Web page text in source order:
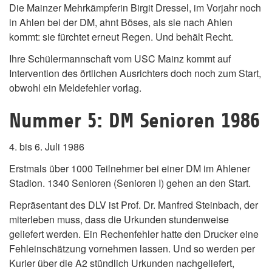
Die Mainzer Mehrkämpferin Birgit Dressel, im Vorjahr noch
in Ahlen bei der DM, ahnt Böses, als sie nach Ahlen
kommt: sie fürchtet erneut Regen. Und behält Recht.
Ihre Schülermannschaft vom USC Mainz kommt auf
Intervention des örtlichen Ausrichters doch noch zum Start,
obwohl ein Meldefehler vorlag.
Nummer 5: DM Senioren 1986
4. bis 6. Juli 1986
Erstmals über 1000 Teilnehmer bei einer DM im Ahlener
Stadion. 1340 Senioren (Senioren I) gehen an den Start.
Repräsentant des DLV ist Prof. Dr. Manfred Steinbach, der
miterleben muss, dass die Urkunden stundenweise
geliefert werden. Ein Rechenfehler hatte den Drucker eine
Fehleinschätzung vornehmen lassen. Und so werden per
Kurier über die A2 stündlich Urkunden nachgeliefert,